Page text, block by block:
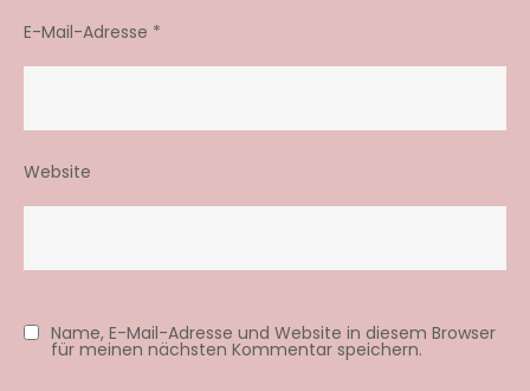
E-Mail-Adresse *
Website
Name, E-Mail-Adresse und Website in diesem Browser
für meinen nächsten Kommentar speichern.